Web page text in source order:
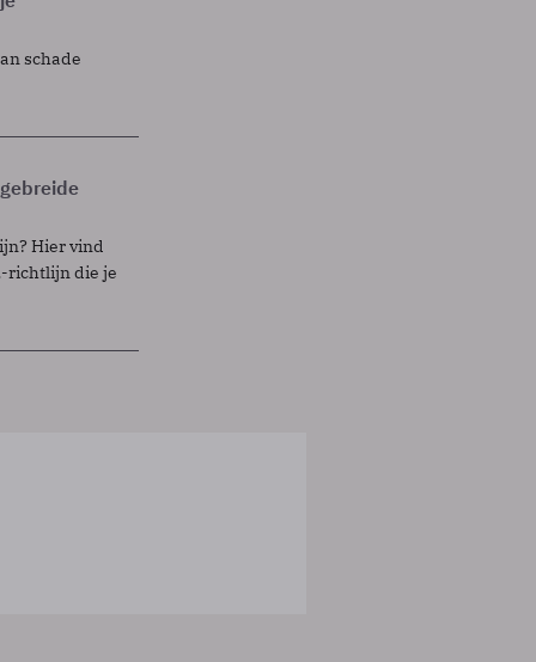
schade
Hier vind
richtlijn die je